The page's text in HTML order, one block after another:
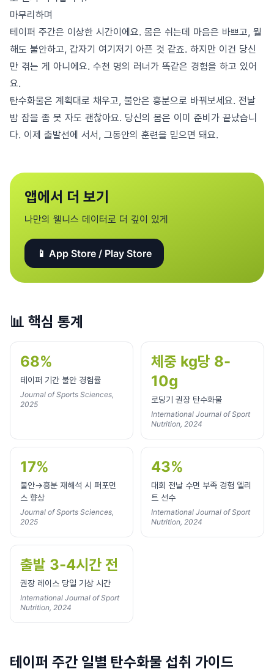
마무리하며
테이퍼 주간은 이상한 시간이에요. 몸은 쉬는데 마음은 바쁘고, 뭘
해도 불안하고, 갑자기 여기저기 아픈 것 같죠. 하지만 이건 당신
만 겪는 게 아니에요. 수천 명의 러너가 똑같은 경험을 하고 있어
요.
탄수화물은 계획대로 채우고, 불안은 흥분으로 바꿔보세요. 전날
밤 잠을 좀 못 자도 괜찮아요. 당신의 몸은 이미 준비가 끝났습니
다. 이제 출발선에 서서, 그동안의 훈련을 믿으면 돼요.
앱에서 더 보기
나만의 웰니스 데이터로 더 깊이 있게
📱 App Store / Play Store
📊 핵심 통계
68%
테이퍼 기간 불안 경험률
Journal of Sports Sciences,
2025
체중 kg당 8-
10g
로딩기 권장 탄수화물
International Journal of Sport
Nutrition, 2024
17%
불안→흥분 재해석 시 퍼포먼
스 향상
Journal of Sports Sciences,
2025
43%
대회 전날 수면 부족 경험 엘리
트 선수
International Journal of Sport
Nutrition, 2024
출발 3-4시간 전
권장 레이스 당일 기상 시간
International Journal of Sport
Nutrition, 2024
테이퍼 주간 일별 탄수화물 섭취 가이드